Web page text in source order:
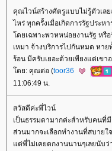
คุณไวน์สร้างศัตรูแบบไม่รู้ตัวเล
ไหร่ ทุกครั้งเมื่อเกิดการรัฐประห
ดยเฉพาะพวหหน่อยงานรัฐ หรือ
เหมา จ้างบริการไปกันหมด หาย
ร้อน มีครับเยอะด้วยเพียงแต่เข
ดย: คุณต่อ (toor36
11:06:49 น.
สวัสดีค่ะพี่ไวน์
เป็นธรรมดามากค่ะสำหรับคนที่
ส่วนมากจะเลือกทำงานที่สบาย
ต่พี่ไม่เคยตกงานนานๆเลยนับ